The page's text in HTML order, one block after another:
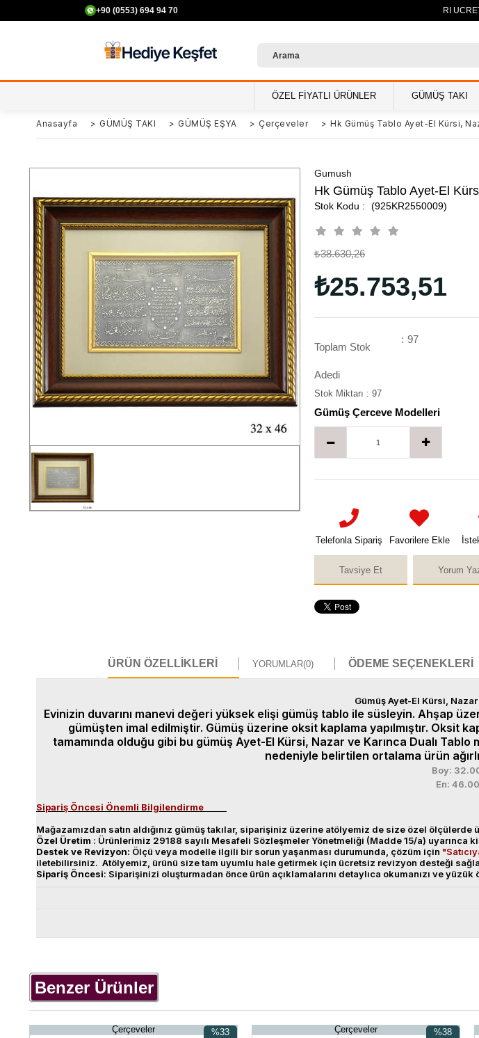
+90 (0553) 694 94 70 500 TL VE ÜZERİ
ÖZEL FİYATLI ÜRÜNLER GÜMÜŞ TAKI
Anasayfa > GÜMÜŞ TAKI > GÜMÜŞ EŞYA > Çerçeveler > Hk Gümüş Tablo Ayet-El Kürsi,
Gumush
Hk Gümüş Tablo Ayet-El
(925KR2550009)
₺38.630,26
₺25.753,51
Toplam Stok
Adedi
: 97
Stok Miktarı : 97
Gümüş Çerceve Modelleri
Telefonla Sipariş Favorilere Ekle
Tavsiye Et Yorum
ÜRÜN ÖZELLIKLERI YORUMLAR(0) ÖDEME SEÇENEKLERI
Gümüş Ayet-El Kürsi,
Evinizin duvarını manevi değeri yüksek elişi gümüş tablo ile süsleyin. Ahşap
gümüşten imal edilmiştir. Gümüş üzerine oksit kaplama yapılmıştır. Oksit
tamamında olduğu gibi bu gümüş Ayet-El Kürsi, Nazar ve Karınca Dualı Tablo
nedeniyle belirtilen ortalama ürün
Boy:
En:
Sipariş Öncesi Önemli Bilgilendirme
Mağazamızdan satın aldığınız gümüş takılar, siparişiniz üzerine atölyemiz de size özel ölçülerde
Özel Üretim : Ürünlerimiz 29188 sayılı Mesafeli Sözleşmeler Yönetmeliği (Madde 15/a) uyarınca
Destekve Revizyon: Ölçü veya modelle ilgili bir sorun yaşanması durumunda, çözüm için
iletebilirsiniz. Atölyemiz, ürünü size tam uyumlu hale getirmek için ücretsiz revizyon desteği
Sipariş Öncesi: Siparişinizi oluşturmadan önce ürün açıklamalarını detaylıca okumanızı ve
Benzer Ürünler
Çerçeveler
%33
Çerçeveler
%38